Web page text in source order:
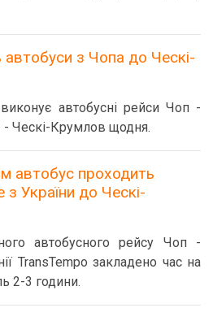
автобуси з Чопа до Ческі-
автобусні рейси Чоп -
- Ческі-Крумлов щодня.
автобус проходить
з України до Ческі-
автобусного рейсу Чоп -
TransTempo закладено час на
2-3 години.